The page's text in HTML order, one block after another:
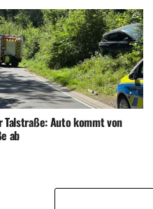
Talstraße: Auto kommt von
ab